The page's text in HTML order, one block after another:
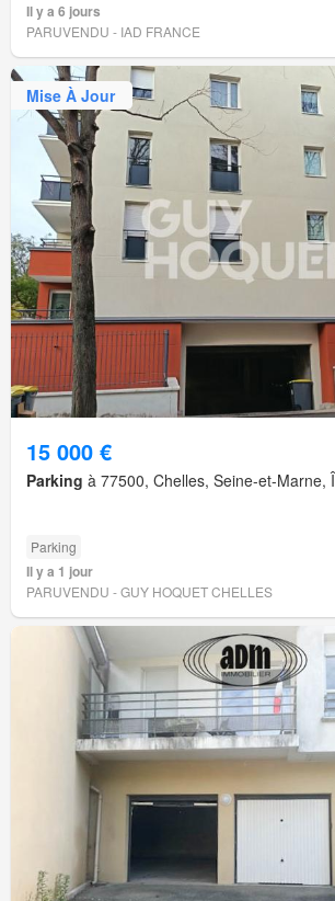
Il y a 6 jours
PARUVENDU - IAD FRANCE
Mise À Jour
15 000 €
Parking à 77500, Chelles, Seine-et-Marne,
Parking
Il y a 1 jour
PARUVENDU - GUY HOQUET CHELLES